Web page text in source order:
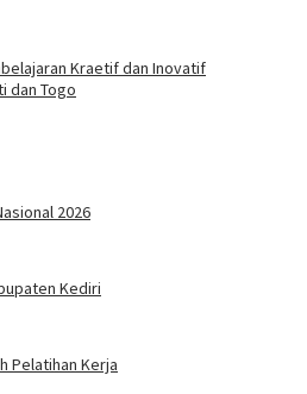
Kraetif dan Inovatif
dan Togo
2026
Kediri
Pelatihan Kerja